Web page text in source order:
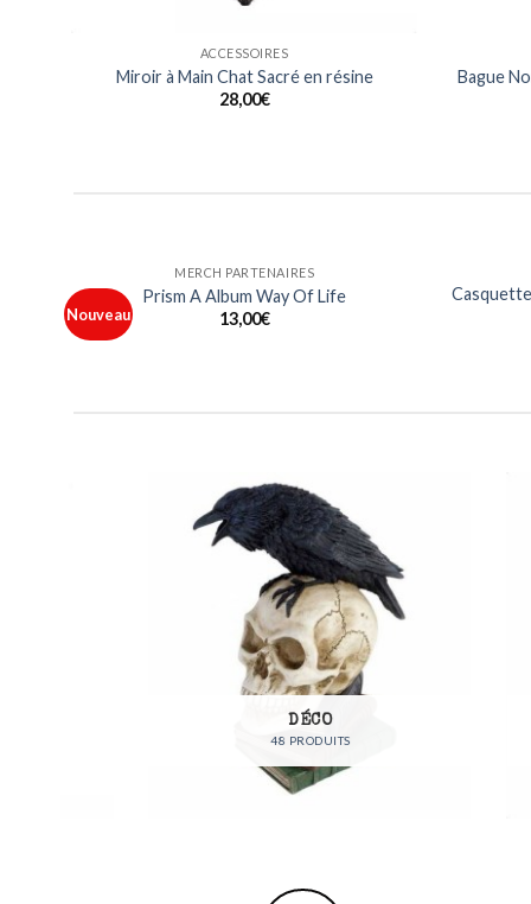
ACCESSOIRES
Miroir à Main Chat Sacré en résine
28,00€
Bague
HOMMES
T Shirt Logo Les 10 ans France Metal
15,00€
48 PRODUITS